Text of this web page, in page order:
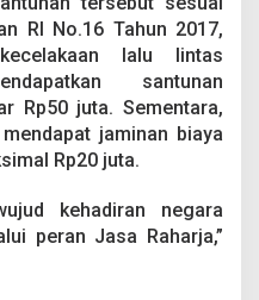
RI No.16 Tahun 2017,
lalu lintas
santunan
Rp50 juta. Sementara,
jaminan biaya
Rp20 juta.
kehadiran negara
peran Jasa Raharja,”